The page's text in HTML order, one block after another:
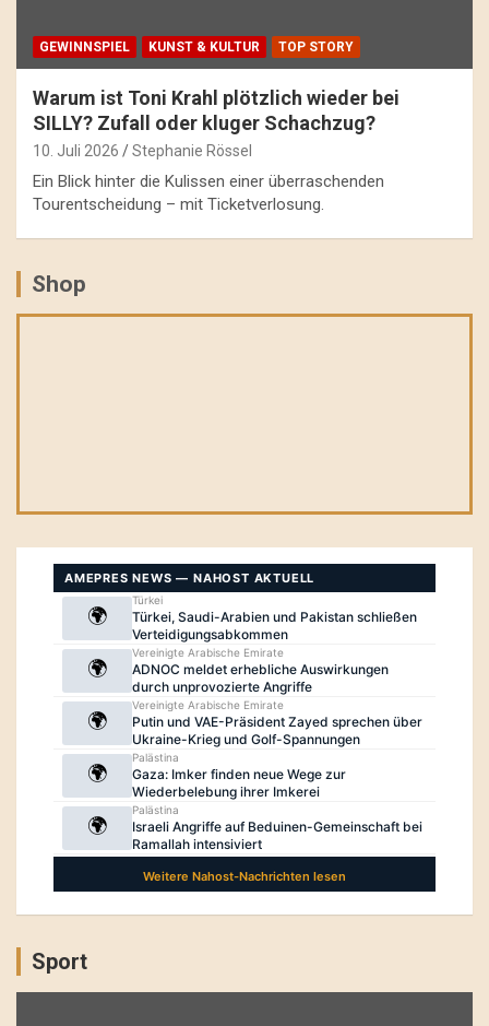
GEWINNSPIEL KUNST & KULTUR TOP STORY
Warum ist Toni Krahl plötzlich wieder bei
SILLY? Zufall oder kluger Schachzug?
10. Juli 2026 Stephanie Rössel
Ein Blick hinter die Kulissen einer überraschenden
Tourentscheidung – mit Ticketverlosung.
Shop
Sport